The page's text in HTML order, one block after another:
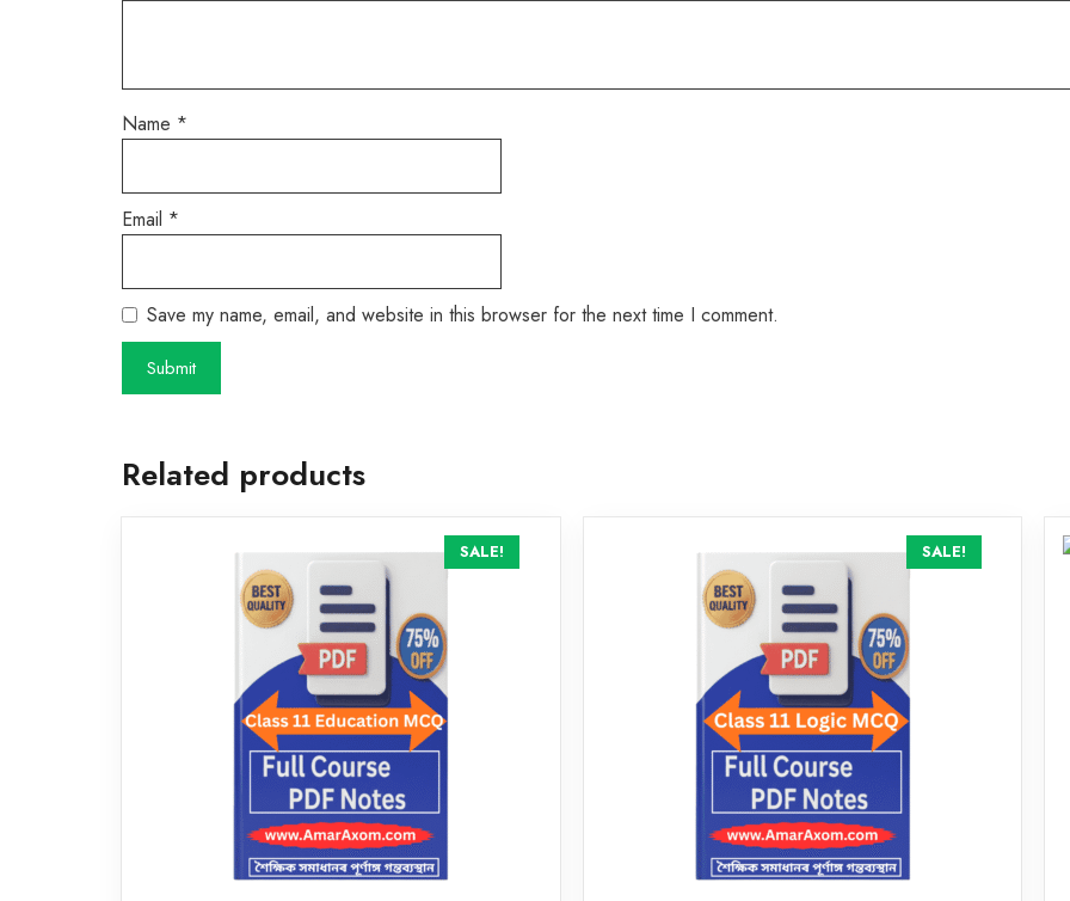
Name *
Email *
Save my name, email, and website in this browser for the next time I comment.
Related products
SALE! SALE!